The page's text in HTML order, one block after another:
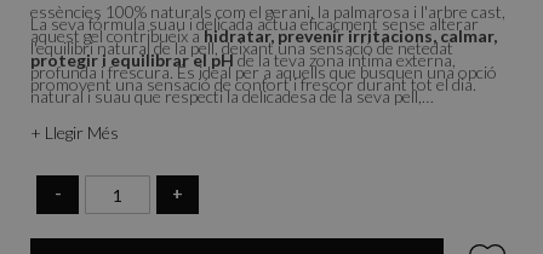
essències 100% naturals com el gerani, la palmarosa i l'arbre cast,
aquest gel contribueix ahidratar, prevenir irritacions, calmar,
protegir i equilibrar el pHde la teva zona íntima externa,
promovent una sensació de confort i frescor durant tot el dia.
La seva fórmula suau i delicada actua eficaçment sense alterar
l'equilibri natural de la pell, deixant una sensació de netedat
profunda i frescura. És ideal per a aquells que busquen una opció
natural i suau que respecti la delicadesa de la seva pell,
de productes que poden alterar l'equilibri íntim.
+ Llegir Més
- +